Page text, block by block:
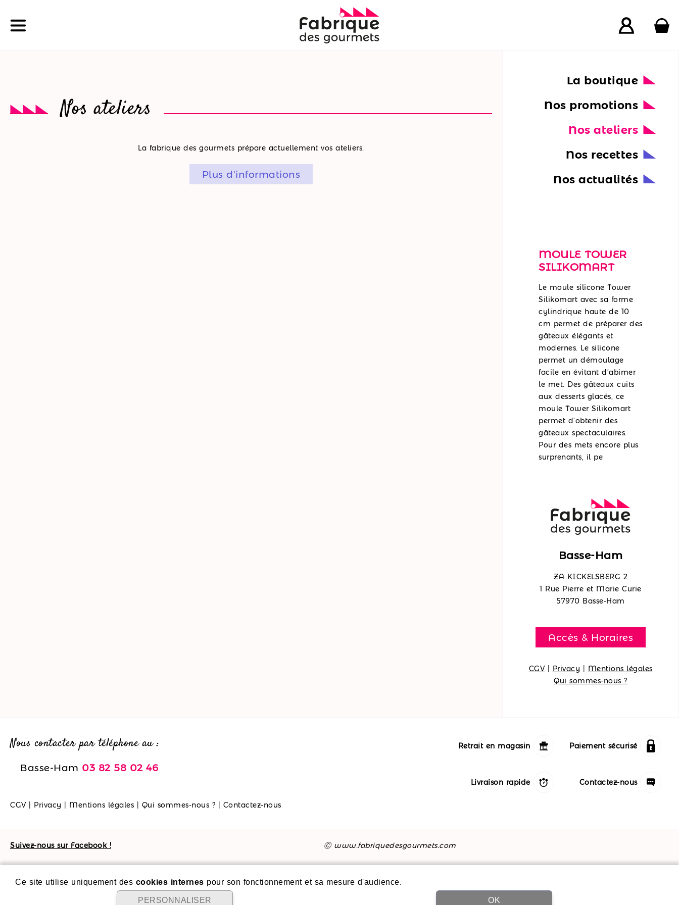
La
boutique
La boutique
Nos promotions
Nos ateliers
Nos recettes
Nos actualités
MOULE TOWER
SILIKOMART
Le moule silicone Tower
Silikomart avec sa forme
cylindrique haute de 10
cm permet de préparer des
gâteaux élégants et
modernes. Le silicone
permet un démoulage
facile en évitant d’abimer
le met. Des gâteaux cuits
aux desserts glacés, ce
moule Tower Silikomart
permet d’obtenir des
gâteaux spectaculaires.
Pour des mets encore plus
surprenants, il pe
Basse-Ham
ZA KICKELSBERG 2
1 Rue Pierre et Marie Curie
57970 Basse-Ham
Accès & Horaires
CGV| Privacy
Mentions légales
Qui sommes-nous ?
Nos ateliers
La fabrique des gourmets prépare actuellement vos ateliers.
Plus d'informations
Nous contacter par téléphone au :
Basse-Ham 03 82 58 02 46
CGV| Privacy Mentions légales Qui sommes-nous ? Contactez-nous
Retrait en magasin
Livraison rapide
Paiement sécurisé
Contactez-nous
Suivez-nous sur Facebook ! Ⓒ www.fabriquedesgourmets.com
Ce site utilise uniquement des cookies internes pour son fonctionnement et sa mesure d'audience.
PERSONNALISER OK